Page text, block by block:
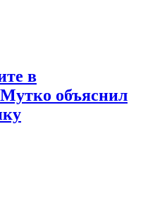
в
объяснил